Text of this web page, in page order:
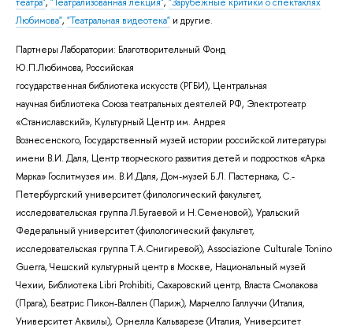
Любимова", "Театральная видеотека" и другие.
Партнеры Лаборатории: Благотворительный Фонд
Ю.П.Любимова, Российская
государственная библиотека искусств (РГБИ), Центральная
научная библиотека Союза театральных деятелей РФ, Электротеатр
«Станиславский», Культурный Центр им. Андрея
Вознесенского, Государственный музей истории российской литературы
имени В.И. Даля, Центр творческого развития детей и подростков «Арка
Марка» Гослитмузея им. В.И.Даля, Дом-музей Б.Л. Пастернака, С.-
Петербургский университет (филологический факультет,
исследовательская группа Л.Бугаевой и Н.Семеновой), Уральский
Федеральный университет (филологический факультет,
исследовательская группа Т.А.Снигиревой), Associazione Culturale Tonino
Guerra, Чешский культурный центр в Москве, Национальный музей
Чехии, Библиотека Libri Prohibiti, Сахаровский центр, Власта Смолакова
(Прага), Беатрис Пикон-Валлен (Париж), Марчелло Галлуччи (Италия,
Университет Аквилы), Орнелла Кальварезе (Италия, Университет